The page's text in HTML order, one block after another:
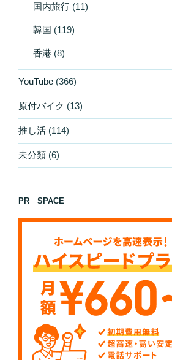
国内旅行 (11)
韓国 (119)
香港 (8)
YouTube (366)
原付バイク (13)
推し活 (114)
未分類 (6)
PR SPACE